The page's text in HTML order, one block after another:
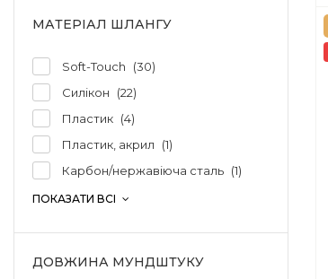
МАТЕРІАЛ ШЛАНГУ
Soft-Touch 30
Карбон/нержавіюча сталь 1
Пластик
4
Пластик, акрил
1
Силікон 22
ПОКАЗАТИ ВСІ
ДОВЖИНА МУНДШТУКУ